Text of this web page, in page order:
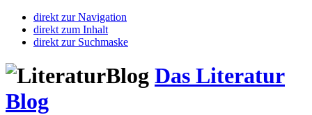
direkt zur Navigation
direkt zum Inhalt
direkt zur Suchmaske
Das Literatur
Blog